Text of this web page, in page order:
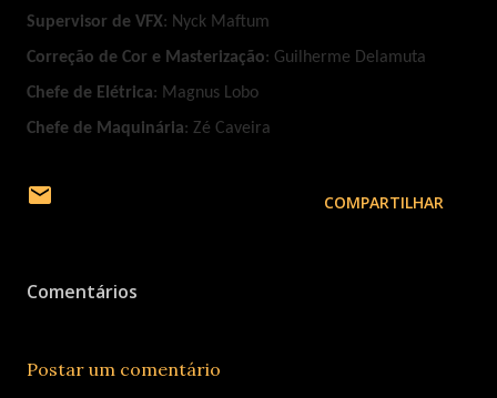
Supervisor de VFX: Nyck Maftum
Correção de Cor e Masterização: Guilherme Delamuta
Chefe de Elétrica: Magnus Lobo
Chefe de Maquinária: Zé Caveira
COMPARTILHAR
Comentários
Postar um comentário